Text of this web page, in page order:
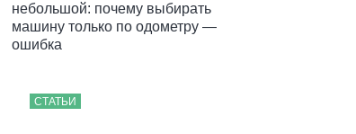
небольшой: почему выбирать
машину только по одометру —
ошибка
СТАТЬИ